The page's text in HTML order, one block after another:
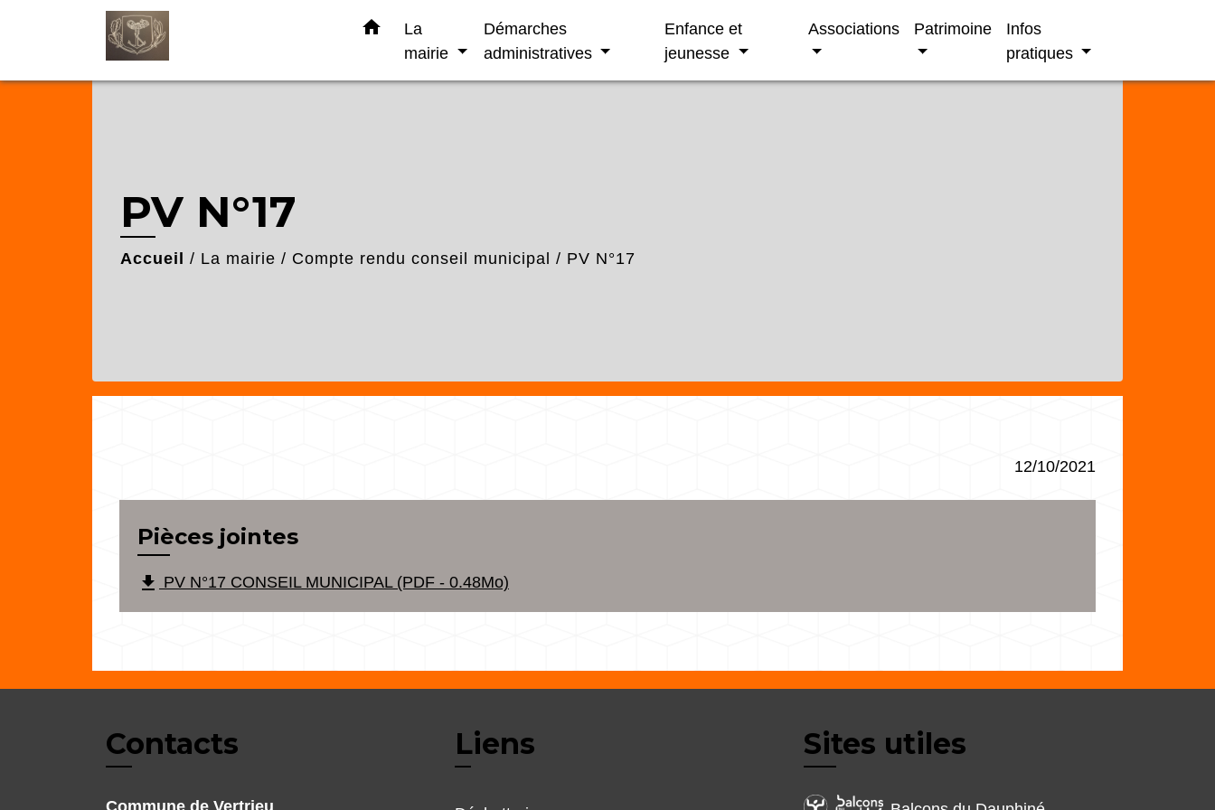
home
La
mairie
Démarches
administratives
Enfance et
jeunesse
Associations Patrimoine
Infos
pratiques
PV N°17
Accueil / La mairie / Compte rendu conseil municipal / PV N°17
12/10/2021
Pièces jointes
file_download PV N°17 CONSEIL MUNICIPAL (PDF - 0.48Mo)
Contacts Liens Sites utiles